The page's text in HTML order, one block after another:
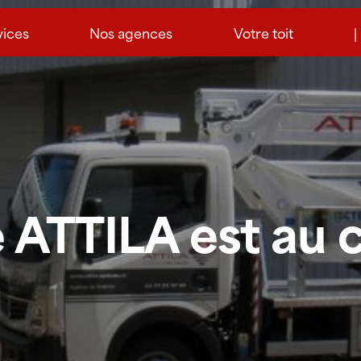
Nos agences Votre toit |
est au